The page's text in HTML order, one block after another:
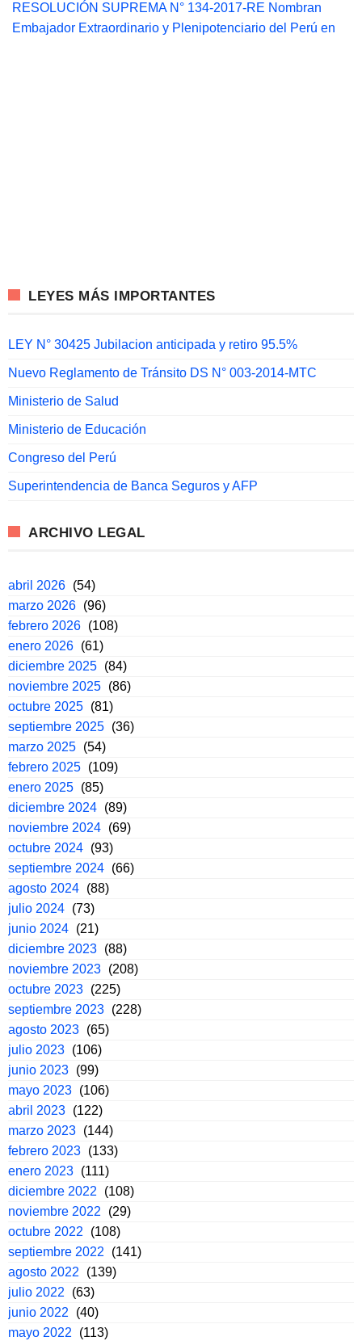
RESOLUCIÓN SUPREMA N° 134-2017-RE Nombran
Embajador Extraordinario y Plenipotenciario del Perú en
LEYES MÁS IMPORTANTES
LEY N° 30425 Jubilacion anticipada y retiro 95.5%
Nuevo Reglamento de Tránsito DS N° 003-2014-MTC
Ministerio de Salud
Ministerio de Educación
Congreso del Perú
Superintendencia de Banca Seguros y AFP
ARCHIVO LEGAL
abril 2026 (54)
marzo 2026 (96)
febrero 2026 (108)
enero 2026 (61)
diciembre 2025 (84)
noviembre 2025 (86)
octubre 2025 (81)
septiembre 2025 (36)
marzo 2025 (54)
febrero 2025 (109)
enero 2025 (85)
diciembre 2024 (89)
noviembre 2024 (69)
octubre 2024 (93)
septiembre 2024 (66)
agosto 2024 (88)
julio 2024 (73)
junio 2024 (21)
diciembre 2023 (88)
noviembre 2023 (208)
octubre 2023 (225)
septiembre 2023 (228)
agosto 2023 (65)
julio 2023 (106)
junio 2023 (99)
mayo 2023 (106)
abril 2023 (122)
marzo 2023 (144)
febrero 2023 (133)
enero 2023 (111)
diciembre 2022
(108)
noviembre 2022
(29)
octubre 2022
(108)
septiembre 2022
(141)
agosto 2022
(139)
julio 2022
(63)
junio 2022
(40)
mayo 2022
(113)